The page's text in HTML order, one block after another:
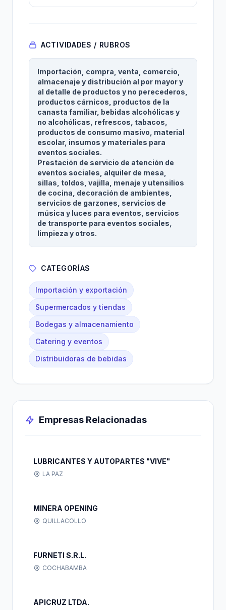
ACTIVIDADES / RUBROS
Importación, compra, venta, comercio,
almacenaje y distribución al por mayor y
al detalle de productos y no perecederos,
productos cárnicos, productos de la
canasta familiar, bebidas alcohólicas y
no alcohólicas, refrescos, tabacos,
productos de consumo masivo, material
escolar, insumos y materiales para
eventos sociales.
Prestación de servicio de atención de
eventos sociales, alquiler de mesa,
sillas, toldos, vajilla, menaje y utensilios
de cocina, decoración de ambientes,
servicios de garzones, servicios de
música y luces para eventos, servicios
de transporte para eventos sociales,
limpieza y otros.
CATEGORÍAS
Importación y exportación
Supermercados y tiendas
Bodegas y almacenamiento
Catering y eventos
Distribuidoras de bebidas
Empresas Relacionadas
LUBRICANTES Y AUTOPARTES "VIVE"
LA PAZ
MINERA OPENING
QUILLACOLLO
FURNETI S.R.L.
COCHABAMBA
APICRUZ LTDA.